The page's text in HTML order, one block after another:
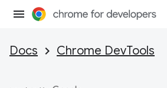
Docs Chrome DevTools